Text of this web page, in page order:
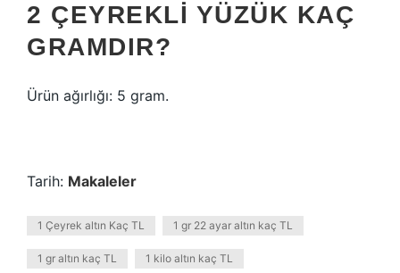
2 ÇEYREKLI YÜZÜK KAÇ
GRAMDIR?
Ürün ağırlığı: 5 gram.
Tarih: Makaleler
1 Çeyrek altın Kaç TL 1 gr 22 ayar altın kaç TL
1 gr altın kaç TL 1 kilo altın kaç TL